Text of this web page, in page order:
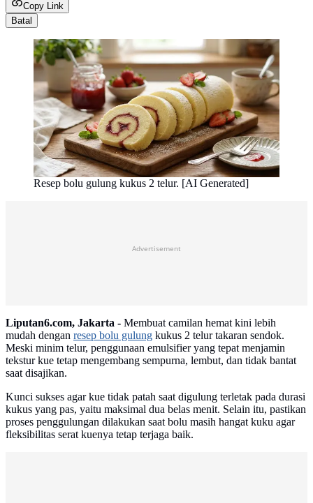
Copy Link
Batal
Resep bolu gulung kukus 2 telur. [AI Generated]
Advertisement
Liputan6.com, Jakarta - Membuat camilan hemat kini lebih
mudah dengan resep bolu gulung kukus 2 telur takaran sendok.
Meski minim telur, penggunaan emulsifier yang tepat menjamin
tekstur kue tetap mengembang sempurna, lembut, dan tidak bantat
saat disajikan.
Kunci sukses agar kue tidak patah saat digulung terletak pada durasi
kukus yang pas, yaitu maksimal dua belas menit. Selain itu, pastikan
proses penggulungan dilakukan saat bolu masih hangat kuku agar
fleksibilitas serat kuenya tetap terjaga baik.